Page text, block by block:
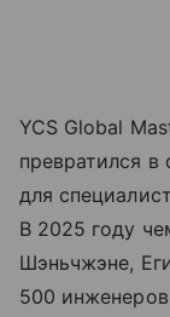
YCS Global
превратился
для
В 2025 году
Шэньчжэне,
500